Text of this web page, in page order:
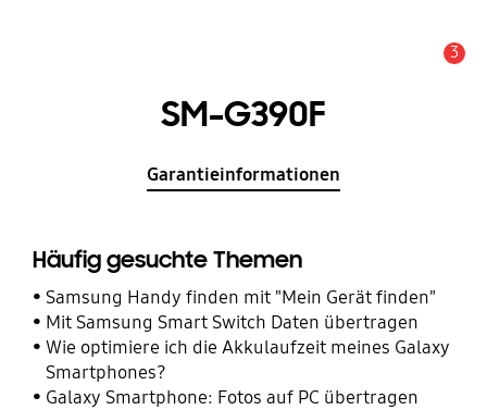
3
SM-G390F
Garantieinformationen
Häufig gesuchte Themen
Samsung Handy finden mit "Mein Gerät finden"
Mit Samsung Smart Switch Daten übertragen
Wie optimiere ich die Akkulaufzeit meines Galaxy
Smartphones?
Galaxy Smartphone: Fotos auf PC übertragen